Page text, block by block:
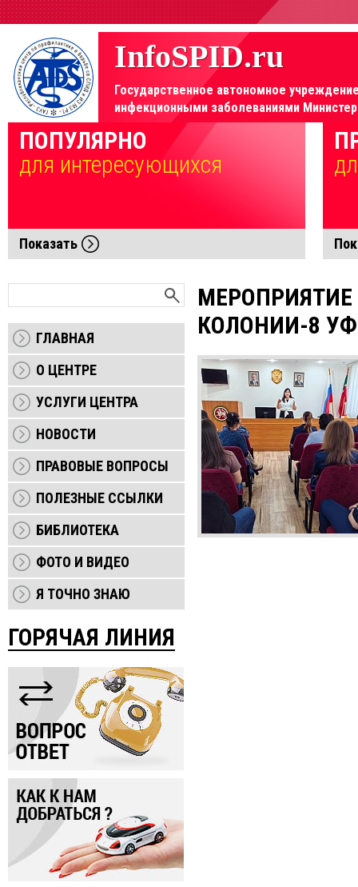
InfoSPID.ru
Государственное автономное
инфекционными заболеваниями
Элемент не найден!
ПОПУЛЯРНО
для интересующихся
Показать
ГЛАВНАЯ
О ЦЕНТРЕ
УСЛУГИ ЦЕНТРА
НОВОСТИ
ПРАВОВЫЕ ВОПРОСЫ
ПОЛЕЗНЫЕ ССЫЛКИ
БИБЛИОТЕКА
ФОТО И ВИДЕО
Я ТОЧНО ЗНАЮ
ГОРЯЧАЯ ЛИНИЯ
КОЛОНИИ-8